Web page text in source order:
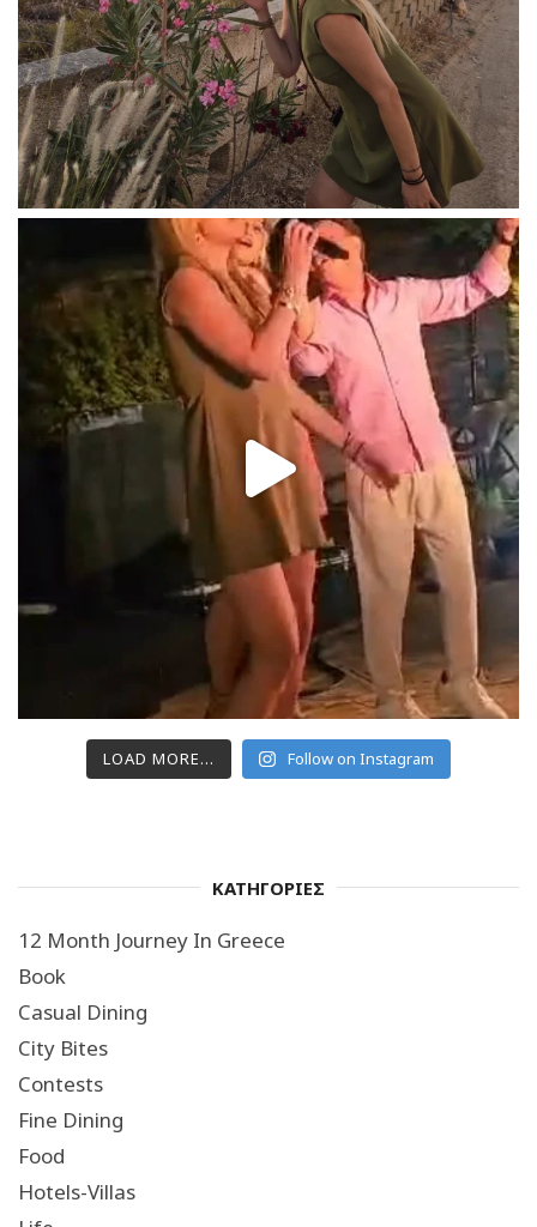
LOAD MORE... Follow on Instagram
ΚΑΤΗΓΟΡΙΕΣ
12 Month Journey In Greece
Book
Casual Dining
City Bites
Contests
Fine Dining
Food
Hotels-Villas